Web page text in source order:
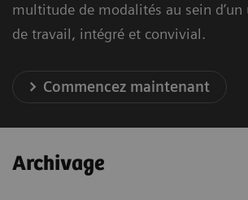
multitude de modalités au sein d’un
de travail, intégré et convivial.
Commencez maintenant
Archivage